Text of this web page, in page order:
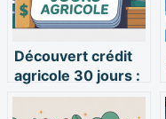
Découvert crédit
agricole 30 jours :
fonctionnement,
limites et solutions